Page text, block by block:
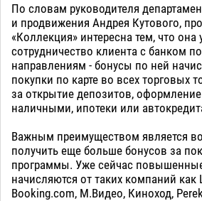
По словам руководителя
и продвижения Андрея Кутового,
«Коллекция» интересна тем, что она
сотрудничество клиента с банком
направлениям - бонусы по ней
покупки по карте во всех торговых
за открытие депозитов, оформление
наличными, ипотеки или
Важным преимуществом является
получить еще больше бонусов за
программы. Уже сейчас
начисляются от таких компаний как
Booking.com, М.Видео, Киноход,